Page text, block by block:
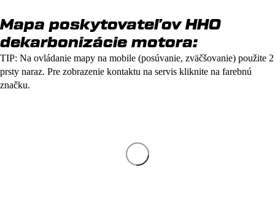
Mapa poskytovateľov HHO
dekarbonizácie motora:
TIP: Na ovládanie mapy na mobile (posúvanie, zväčšovanie) použite 2
prsty naraz. Pre zobrazenie kontaktu na servis kliknite na farebnú
značku.